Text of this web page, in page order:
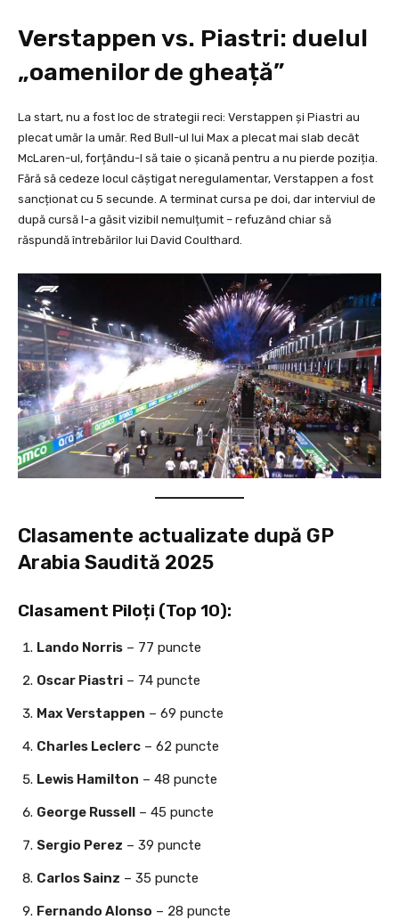
Verstappen vs. Piastri: duelul
„oamenilor de gheață”
La start, nu a fost loc de strategii reci: Verstappen și Piastri au
plecat umăr la umăr. Red Bull-ul lui Max a plecat mai slab decât
McLaren-ul, forțându-l să taie o șicană pentru a nu pierde poziția.
Fără să cedeze locul câștigat neregulamentar, Verstappen a fost
sancționat cu 5 secunde. A terminat cursa pe doi, dar interviul de
după cursă l-a găsit vizibil nemulțumit – refuzând chiar să
răspundă întrebărilor lui David Coulthard.
Clasamente actualizate după GP
Arabia Saudită 2025
Clasament Piloți (Top 10):
Lando Norris – 77 puncte
Oscar Piastri – 74 puncte
Max Verstappen – 69 puncte
Charles Leclerc – 62 puncte
Lewis Hamilton – 48 puncte
George Russell – 45 puncte
Sergio Perez – 39 puncte
Carlos Sainz – 35 puncte
Fernando Alonso – 28 puncte